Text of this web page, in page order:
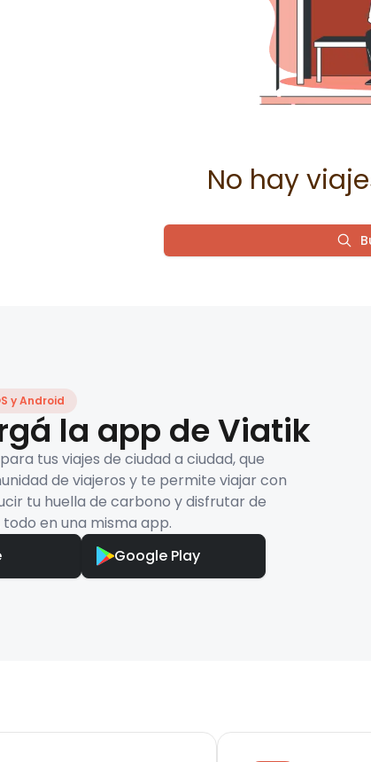
No hay
y Android
la app de Viatik
tus viajes de ciudad a ciudad, que
de viajeros y te permite viajar con
tu huella de carbono y disfrutar de
en una misma app.
Google Play